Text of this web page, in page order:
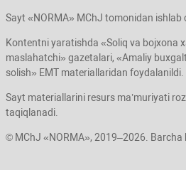
Sayt «NORMA» MChJ tomonidan ishlab
Kontentni yaratishda «Soliq va bojхona
maslahatchi» gazetalari, «Amaliy
solish» EMT materiallaridan foydalanildi.
Sayt materiallarini resurs ma’muriyati
taqiqlanadi.
© MChJ «NORMA», 2019–2026. Barcha